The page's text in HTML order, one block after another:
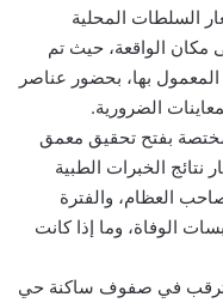
السلطات المحلية
مكان الواقعة، حيث تم
المعمول بها، بحضور عناصر
الضرورية.
بفتح تحقيق معمق
الخبرات الطبية
العظام، والفترة
الوفاة، وما إذا كانت
في صفوف ساكنة حي